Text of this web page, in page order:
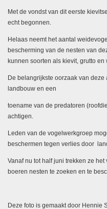
Met de vondst van dit eerste
echt begonnen.
Helaas neemt het aantal
bescherming van de nesten van
kunnen soorten als kievit, grutto en
De belangrijkste oorzaak van
landbouw en een
toename van de predatoren
achtigen.
Leden van de vogelwerkgroep
beschermen tegen verlies door
Vanaf nu tot half juni trekken ze
boeren nesten te zoeken en te
Deze foto is gemaakt door Hennie